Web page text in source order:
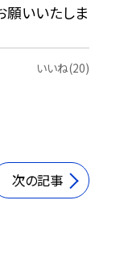
願いいたしま
いいね(20)
次の記事